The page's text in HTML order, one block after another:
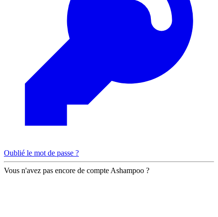
Oublié le mot de passe ?
Vous n'avez pas encore de compte Ashampoo ?